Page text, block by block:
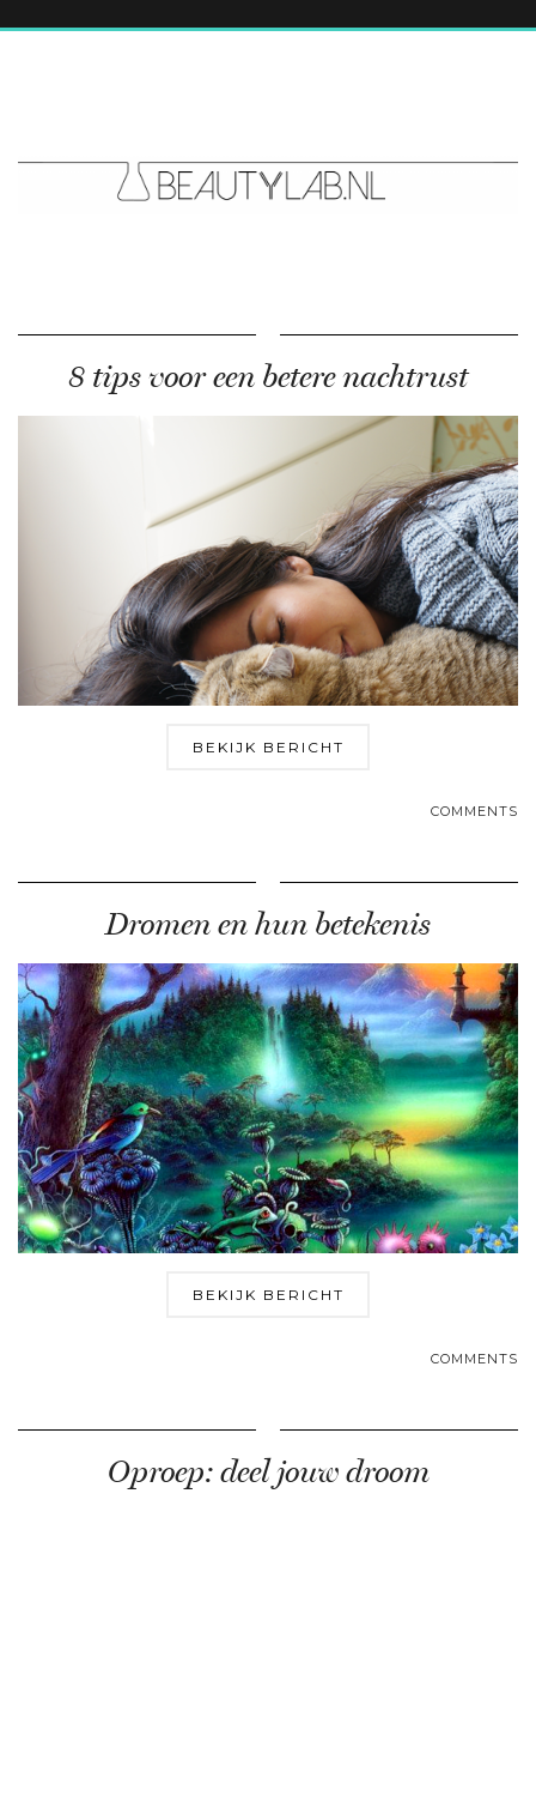
8 tips voor een betere nachtrust
BEKIJK BERICHT
COMMENTS
Dromen en hun betekenis
BEKIJK BERICHT
COMMENTS
Oproep: deel jouw droom